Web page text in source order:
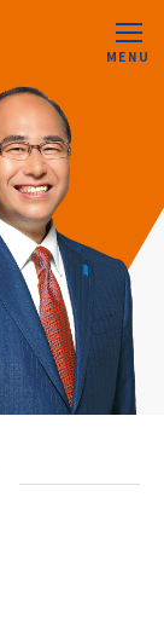
MENU